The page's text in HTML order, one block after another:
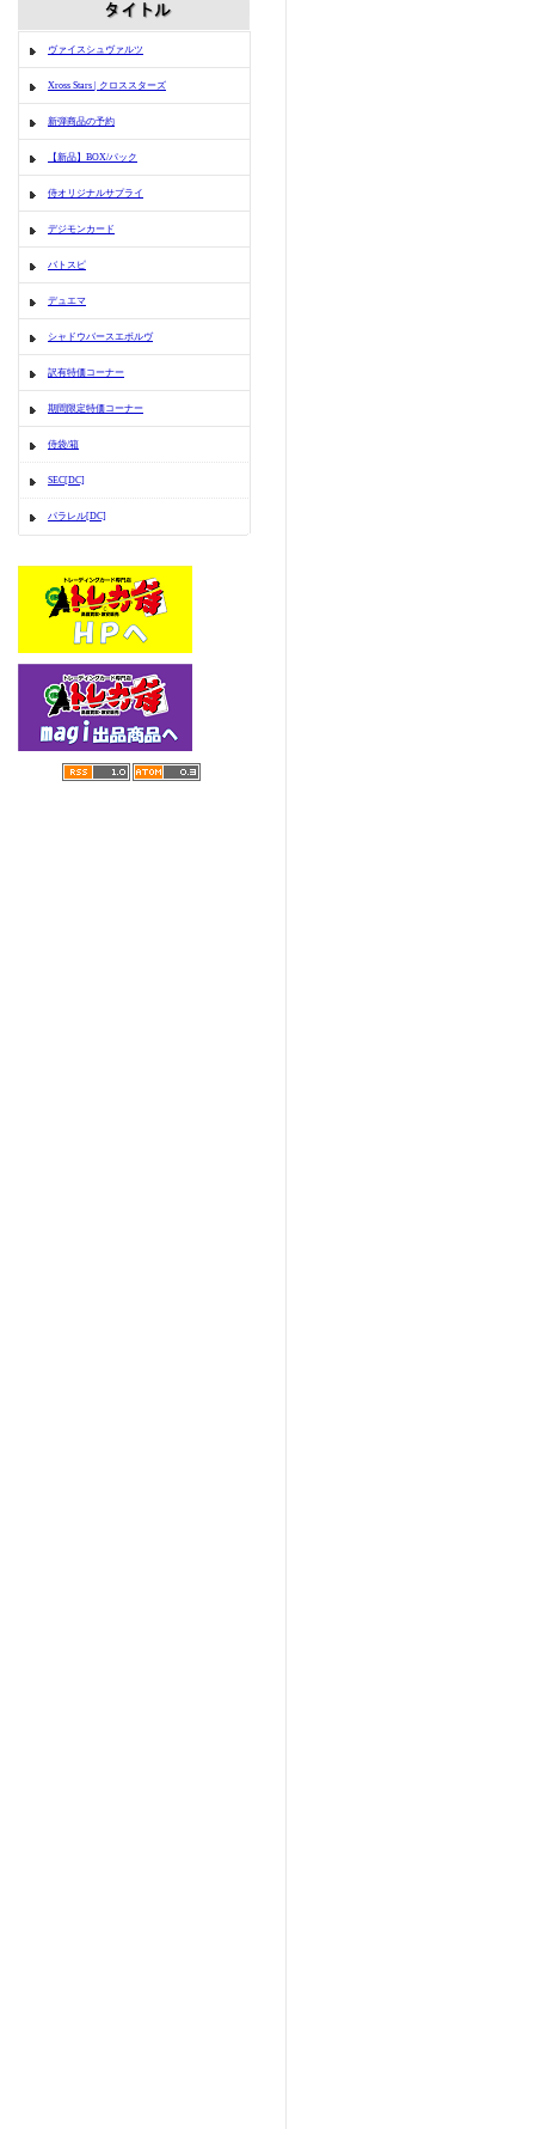
ヴァイスシュヴァルツ
Xross Stars | クロススターズ
新弾商品の予約
【新品】BOX/パック
侍オリジナルサプライ
デジモンカード
バトスピ
デュエマ
シャドウバースエボルヴ
訳有特価コーナー
期間限定特価コーナー
侍袋/箱
SEC[DC]
パラレル[DC]